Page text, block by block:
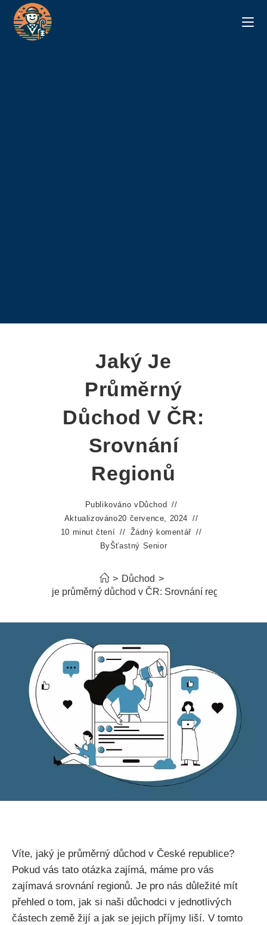
Jaký Je
Průměrný
Důchod V ČR:
Srovnání
Regionů
Publikováno v Důchod
Aktualizováno20 července, 2024
10 minut čtení
Žádný komentář
ByŠťastný Senior
> Důchod >
Jaký je průměrný důchod v ČR: Srovnání regionů
Víte, jaký je průměrný důchod v České republice?
Pokud vás tato otázka zajímá, máme pro vás
zajímavá srovnání regionů. Je pro nás důležité mít
přehled o tom, jak si naši důchodci v jednotlivých
částech země žijí a jak se jejich příjmy liší. V tomto